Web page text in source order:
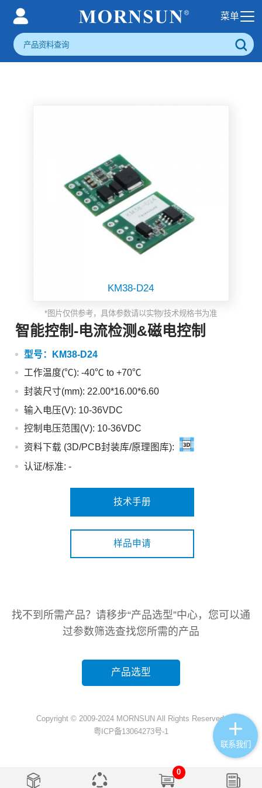
KM38-D24
*图片仅供参考，具体参数请以实物/技术规格书为准
智能控制-电流检测&磁电控制
型号：
KM38-D24
工作温度(℃): -40℃ to +70℃
封装尺寸(mm): 22.00*16.00*6.60
输入电压(V): 10-36VDC
控制电压范围(V): 10-36VDC
资料下载 (3D/PCB封装库/原理图库):
认证/标准: -
技术手册
样品申请
找不到所需产品？请移步“产品选型”中心，您可以通
过参数筛选查找您所需的产品
产品选型
0
Copyright © 2009-2024 MORNSUN All Rights Reserved.
粤ICP备13064273号-1
联系我们